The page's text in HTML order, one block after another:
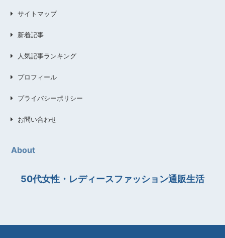
サイトマップ
新着記事
人気記事ランキング
プロフィール
プライバシーポリシー
お問い合わせ
About
50代女性・レディースファッション通販生活